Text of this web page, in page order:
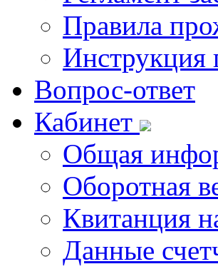
Правила
Инструкция
Вопрос-ответ
Кабинет
Общая
Оборотная
Квитанция
Данные